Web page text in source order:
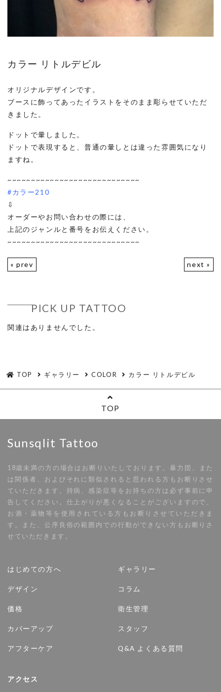
カラー リトルデビル
オリジナルデザインです。
ブースに飾ってあったイラストをそのまま彫らせていただ
きました。
ドットで暈しました。
ドットで表現すると、普通の暈しとは違った雰囲気になり
ますね。
~~~~~~~~~~~~~~~~~~~~~~~~~~~~
#カラー210
⇩
オーダーやお問い合わせの際には、
上記のジャンルと番号をお伝えください。
~~~~~~~~~~~~~~~~~~~~~~~~~~~~
« prev next »
PICK UP TATTOO
関連はありませんでした。
TOP ギャラリー COLOR カラー リトルデビル
TOP
Sunsqlit Tattoo
18歳未満の方の場合はお断りいたしております。暴力団、また
は関係者、およびそれに類似されると思われる方もお断りさせ
ていただきます。持病、感染症等をお持ちの方は必ず事前に申
告してください。仕上がりが悪くなることがございますので、
お酒・薬物等を使用されている方もお断りさせていただきま
す。また、公序良俗の範囲内での行動ができない方もお断りさ
せていただきます。
はじめての方へ
デザイン
価格
カバーアップ
アフターケア
ギャラリー
コラム
衛生管理
スタッフ
Q&A よくある質問
アクセス